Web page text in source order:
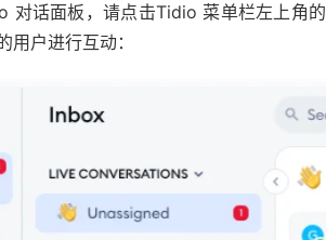
对话面板，请点击Tidio 菜单栏左上角的
用户进行互动：